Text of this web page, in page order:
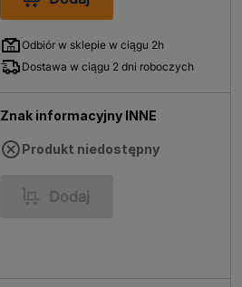
Odbiór w sklepie w ciągu 2h
Dostawa w ciągu 2 dni roboczych
Znak informacyjny INNE
Produkt niedostępny
Dodaj